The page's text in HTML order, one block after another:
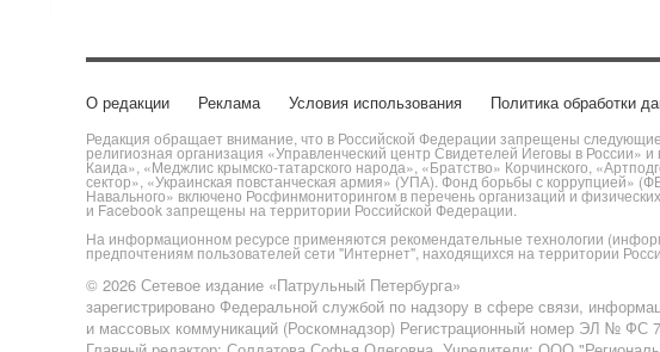
О редакции Реклама Условия использования Политика обработки
Редакция обращает внимание, что в Российской Федерации запрещены
религиозная организация «Управленческий центр Свидетелей Иеговы в
Каида», «Меджлис крымско-татарского народа», «Братство» Корчинского,
сектор», «Украинская повстанческая армия» (УПА). Фонд борьбы с
Навального» включено Росфинмониторингом в перечень организаций и
и Facebook запрещены на территории Российской Федерации.
На информационном ресурсе применяются рекомендательные технологии
предпочтениям пользователей сети "Интернет", находящихся на территории
© 2026 Сетевое издание «Патрульный Петербурга»
зарегистрировано Федеральной службой по надзору в сфере связи,
и массовых коммуникаций (Роскомнадзор) Регистрационный номер ЭЛ № ФС